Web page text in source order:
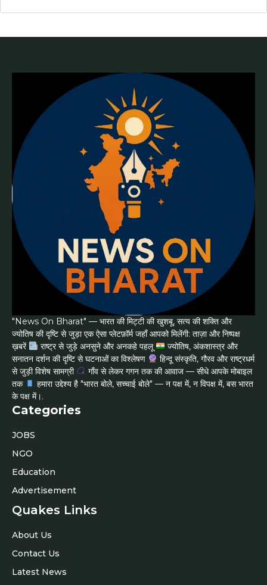
"News On Bharat" — भारत की मिट्टी की खुशबू, सत्य की शक्ति और
ज्योतिष की दृष्टि से जुड़ा एक ऐसा प्लेटफ़ॉर्म जहाँ आपको मिलेंगी: ताज़ा और निष्पक्ष
ख़बरें
राष्ट्र से जुड़े अनसुने और अनकहे पहलू
ज्योतिष, अंकशास्त्र और
सनातन दर्शन की दृष्टि से घटनाओं का विश्लेषण
हिन्दू संस्कृति, गौरव और राष्ट्रधर्म
से जुड़ी विशेष सामग्री
गाँव से लेकर गगन तक की आवाज — सीधे आपके मोबाइल
तक
हमारा उद्देश्य है "भारत बोले, सच्चाई बोले" — न पक्ष में, न विपक्ष में, बस भारत
के पक्ष में।.
Categories
JOBS
NGO
Education
Advertisement
Quakes Links
About Us
Contact Us
Latest News